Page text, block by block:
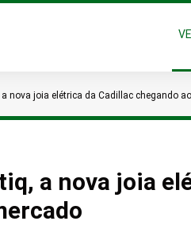
nova joia elétrica da Cadillac chegando
a nova joia